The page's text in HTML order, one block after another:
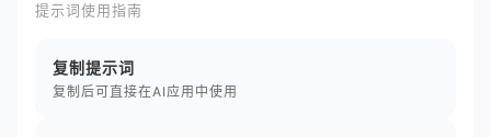
提示词使用指南
复制提示词
复制后可直接在AI应用中使用